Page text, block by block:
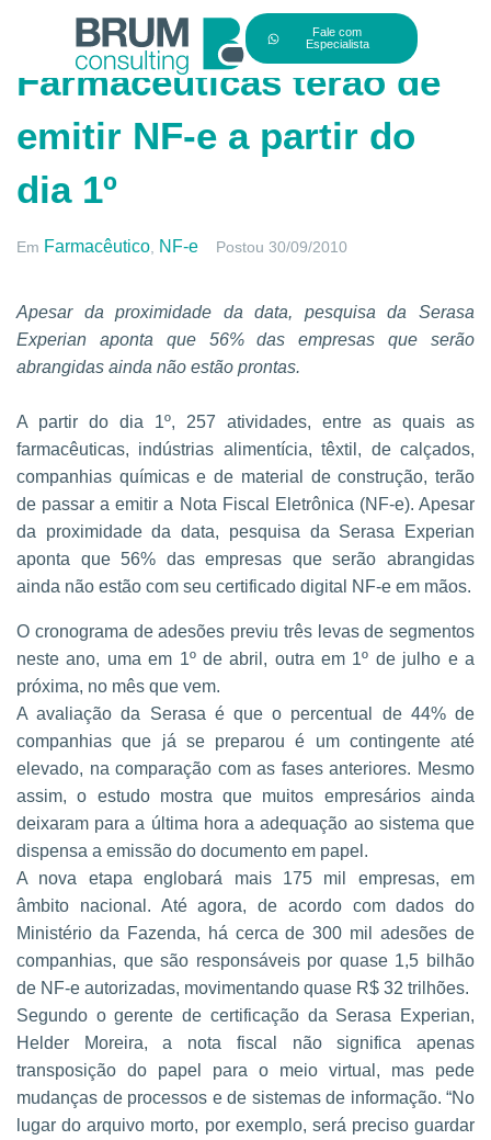
Fale com
Especialista
Farmacêuticas terão de
emitir NF-e a partir do
dia 1º
Em Farmacêutico NF-e Postou 30/09/2010
Apesar da proximidade da data, pesquisa da Serasa
Experian aponta que 56% das empresas que serão
abrangidas ainda não estão prontas.
A partir do dia 1º, 257 atividades, entre as quais as
farmacêuticas, indústrias alimentícia, têxtil, de calçados,
companhias químicas e de material de construção, terão
de passar a emitir a Nota Fiscal Eletrônica (NF-e). Apesar
da proximidade da data, pesquisa da Serasa Experian
aponta que 56% das empresas que serão abrangidas
ainda não estão com seu certificado digital NF-e em mãos.
O cronograma de adesões previu três levas de segmentos
neste ano, uma em 1º de abril, outra em 1º de julho e a
próxima, no mês que vem.
A avaliação da Serasa é que o percentual de 44% de
companhias que já se preparou é um contingente até
elevado, na comparação com as fases anteriores. Mesmo
assim, o estudo mostra que muitos empresários ainda
deixaram para a última hora a adequação ao sistema que
dispensa a emissão do documento em papel.
A nova etapa englobará mais 175 mil empresas, em
âmbito nacional. Até agora, de acordo com dados do
Ministério da Fazenda, há cerca de 300 mil adesões de
companhias, que são responsáveis por quase 1,5 bilhão
de NF-e autorizadas, movimentando quase R$ 32 trilhões.
Segundo o gerente de certificação da Serasa Experian,
Helder Moreira, a nota fiscal não significa apenas
transposição do papel para o meio virtual, mas pede
mudanças de processos e de sistemas de informação. “No
lugar do arquivo morto, por exemplo, será preciso guardar